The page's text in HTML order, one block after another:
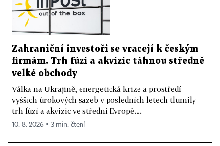
Zahraniční investoři se vracejí k českým
firmám. Trh fúzí a akvizic táhnou středně
velké obchody
Válka na Ukrajině, energetická krize a prostředí
vyšších úrokových sazeb v posledních letech tlumily
trh fúzí a akvizic ve střední Evropě....
10. 8. 2026 ▪ 3 min. čtení